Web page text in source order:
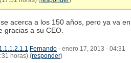
acerca a los 150 años, pero ya va en
gracias a su CEO.
Fernando - enero 17, 2013 - 04:31
horas) (responder)